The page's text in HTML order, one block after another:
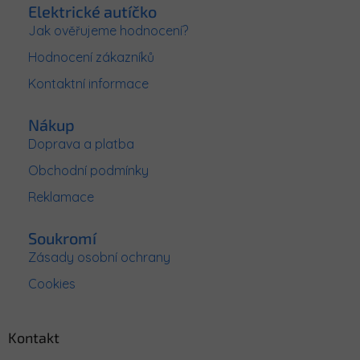
Elektrické autíčko
Jak ověřujeme hodnocení?
Hodnocení zákazníků
Kontaktní informace
Nákup
Doprava a platba
Obchodní podmínky
Reklamace
Soukromí
Zásady osobní ochrany
Cookies
Kontakt